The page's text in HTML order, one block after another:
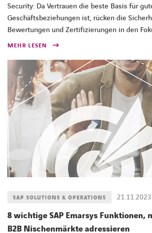
Security: Da Vertrauen die beste Basis für
Geschäftsbeziehungen ist, rücken die
Bewertungen und Zertifizierungen in den
MEHR LESEN
21.11.2023
SAP SOLUTIONS & OPERATIONS
8 wichtige SAP Emarsys Funktionen,
B2B Nischenmärkte adressieren